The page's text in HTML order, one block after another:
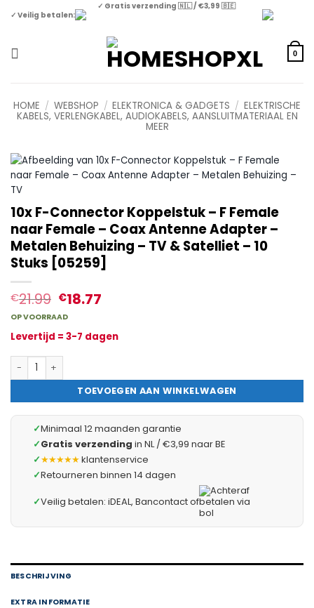
✓ Gratis verzending 🇳🇱 / €3,99 🇧🇪
✓ Veilig betalen:
0
HOME / WEBSHOP / ELEKTRONICA & GADGETS / ELEKTRISCHE
KABELS, VERLENGKABEL, AUDIOKABELS, AANSLUITMATERIAAL EN
MEER
10x F-Connector Koppelstuk – F Female
naar Female – Coax Antenne Adapter –
Metalen Behuizing – TV & Satelliet – 10
Stuks [05259]
€21.99 €18.77
OP VOORRAAD
Levertijd = 3-7 dagen
10x F-Connector Koppelstuk – F Female naar Female – Coax
TOEVOEGEN AAN WINKELWAGEN
✓Minimaal 12 maanden garantie
✓Gratis verzending in NL / €3,99 naar BE
✓★★★★★klantenservice
✓Retourneren binnen 14 dagen
✓Veilig betalen: iDEAL, Bancontact of
BESCHRIJVING
EXTRA INFORMATIE